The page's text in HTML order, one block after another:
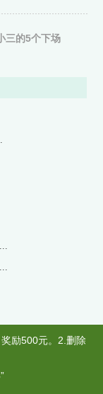
三的5个下场
励500元。2.删除